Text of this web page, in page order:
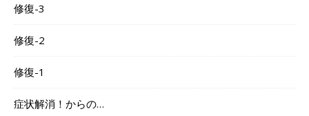
修復-3
修復-2
修復-1
症状解消！からの…